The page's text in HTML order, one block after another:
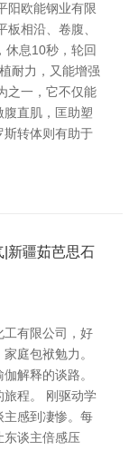
阳欧能钢业有限
相沿、卷腹、
休息10秒，轮回
耐力，又能增强
之一，它不仅能
直肌，匡助塑
斯转体则有助于
|新疆茹芭思石
有限公司，好
庭包袱勉力。
解释的谈路。
旅程。 刚驱动学
主感到凄惨。每
东谈主倍感压